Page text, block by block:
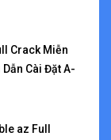
Crack Miễn
Cài Đặt A-
az Full